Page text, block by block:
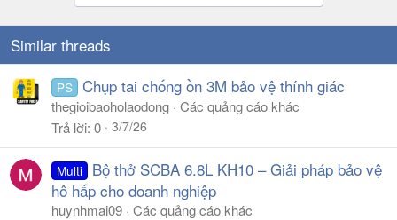
Similar threads
PS Chụp tai chống ồn 3M bảo vệ thính giác
thegioibaoholaodong Các quảng cáo khác
Trả lời 0 3/7/26
Multi
Bộ thở SCBA 6.8L KH10 – Giải pháp bảo vệ
hô hấp cho doanh nghiệp
huynhmai09 Các quảng cáo khác